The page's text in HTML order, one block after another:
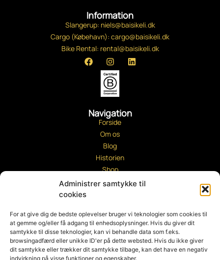
Administrer samtykke til
cookies
For at give dig de bedste oplevelser bruger vi teknologier som cookies til
at gemme og/eller få adgang til enhedsoplysninger. Hvis du giver dit
samtykke til disse teknologier, kan vi behandle data som f.eks.
browsingadfærd eller unikke ID'er på dette websted. Hvis du ikke giver
dit samtykke eller trækker dit samtykke tilbage, kan det have en negativ
indvirkning på visse funktioner og egenskaber.
Information
Slangerup: niels@baisikeli.dk
Cargo (Købehavn): cargo@baisikeli.dk
Bike Rental: rental@baisikeli.dk
Navigation
Forside
Om os
Blog
Historien
Shop
Slangerup
Betingelser
Kontakt os
Salg og levering
Privatlivspolitik